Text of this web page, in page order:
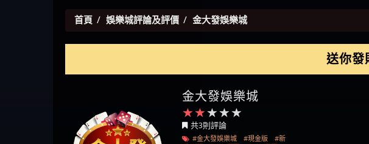
靈無法出金 （大戶e點靈）教
記投資是真的嗎 被弘記投資
KnTop是不是詐騙 KnTop是詐騙
討回資金賴zg369】機台運算
續收割國人中【免費討回資
【其他問題】KS.M多元化行銷
銷是真的嗎 被KS.M多元化行
銷詐騙的錢怎麼辦 本文教你
如何拿回被騙資金
Family & Love是真的嗎 野原家
Family & Love是詐騙嗎 165多次
通報野原家 Family & Love是詐騙
元盈橋是不是詐騙 元盈橋是
真的嗎 被元盈橋詐騙的錢怎
麼辦 本文教你如何拿回被騙
騙手法欺詐群眾 M.L.Edge是真
的嗎 M.L.Edge是不是詐騙
M.L.Edge是詐騙嗎 【M.L.Edge】
持續收割國人中【免費討回
資金賴zg369】Robinhood是詐騙
嗎 Robinhood是不是詐騙
【其他問題】FLTO詐騙持續收
割國人中【免費討回資金賴
zg369】FLTO是詐騙嗎 FLTO是不
【其他問題】 遇詐騙求救賴
【zg369】八旬老翁被ALYWS詐
【其他問題】 一招教你揭秘
【陳順堪】星匯娛樂城
贏了就不出金出
在也是一樣的狀況
【侯依揚】廢物喔
首頁 娛樂城評論及評價 金大發娛樂城
送你發
金大發娛樂城
共3則評論
#金大發娛樂城 #現金版
#新